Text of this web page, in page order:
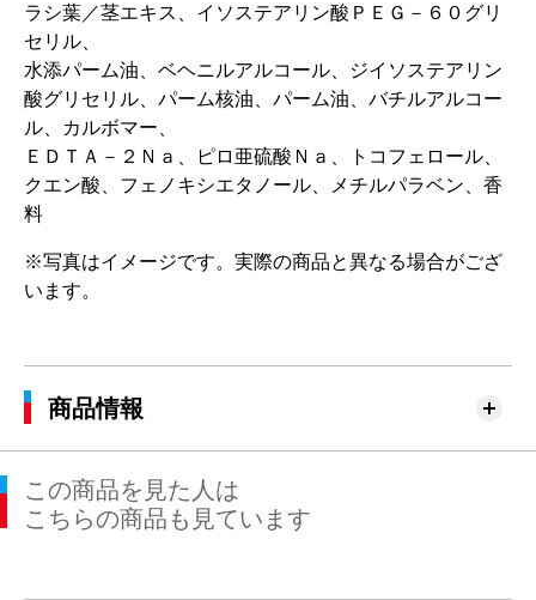
ラシ葉／茎エキス、イソステアリン酸ＰＥＧ－６０グリ
セリル、
水添パーム油、ベヘニルアルコール、ジイソステアリン
酸グリセリル、パーム核油、パーム油、バチルアルコー
ル、カルボマー、
ＥＤＴＡ－２Ｎａ、ピロ亜硫酸Ｎａ、トコフェロール、
クエン酸、フェノキシエタノール、メチルパラベン、香
料
※写真はイメージです。実際の商品と異なる場合がござ
います。
商品情報
この商品を見た人は
こちらの商品も見ています